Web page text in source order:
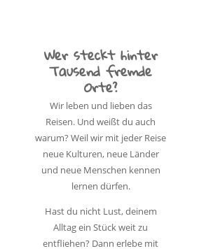
Wer steckt hinter
Tausend fremde
Orte?
Wir leben und lieben das
Reisen. Und weißt du auch
warum? Weil wir mit jeder Reise
neue Kulturen, neue Länder
und neue Menschen kennen
lernen dürfen.
Hast du nicht Lust, deinem
Alltag ein Stück weit zu
entfliehen? Dann erlebe mit